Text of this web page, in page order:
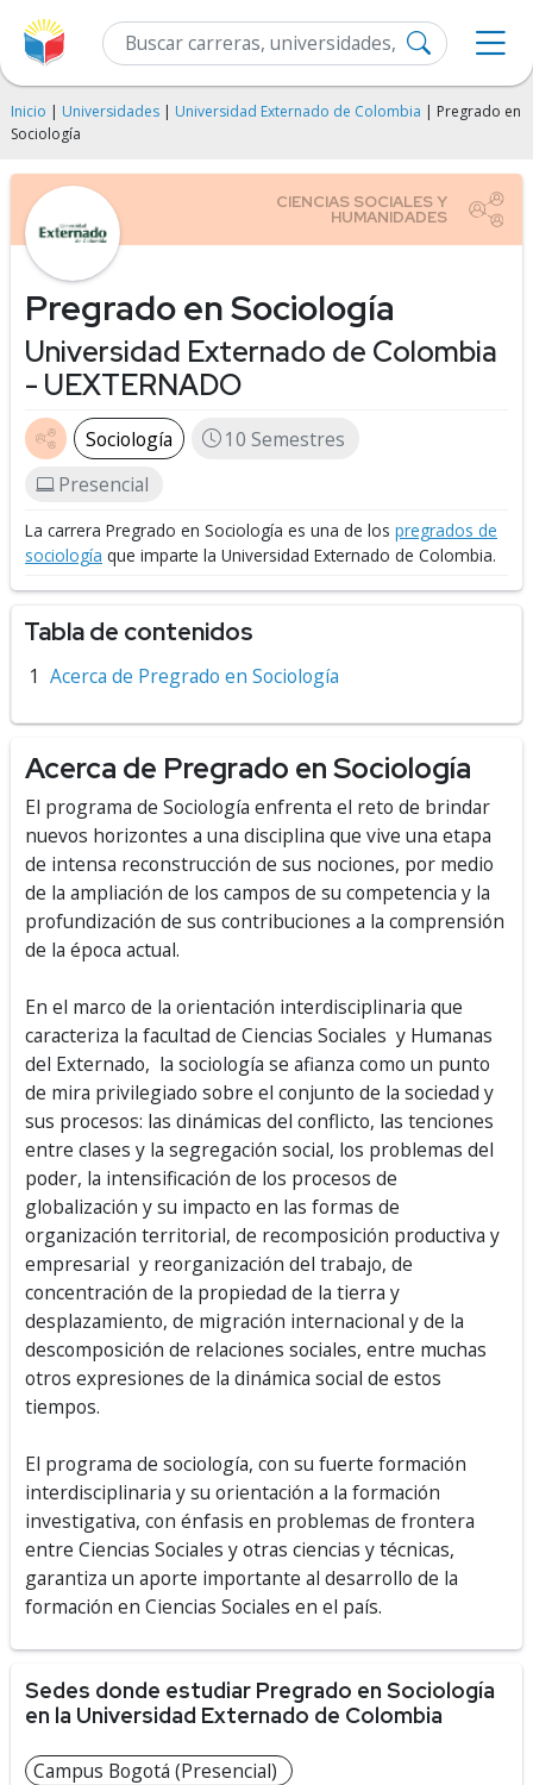
Inicio | Universidades | Universidad Externado de Colombia | Pregrado en
Sociología
Pregrado en Sociología
Universidad Externado de Colombia
- UEXTERNADO
Sociología
10 Semestres
Presencial
La carrera Pregrado en Sociología es una de los pregrados de
sociología que imparte la Universidad Externado de Colombia.
Tabla de contenidos
Acerca de Pregrado en Sociología
Acerca de Pregrado en Sociología
El programa de Sociología enfrenta el reto de brindar
nuevos horizontes a una disciplina que vive una etapa
de intensa reconstrucción de sus nociones, por medio
de la ampliación de los campos de su competencia y la
profundización de sus contribuciones a la comprensión
de la época actual.
En el marco de la orientación interdisciplinaria que
caracteriza la facultad de Ciencias Sociales y Humanas
del Externado, la sociología se afianza como un punto
de mira privilegiado sobre el conjunto de la sociedad y
sus procesos: las dinámicas del conflicto, las tenciones
entre clases y la segregación social, los problemas del
poder, la intensificación de los procesos de
globalización y su impacto en las formas de
organización territorial, de recomposición productiva y
empresarial y reorganización del trabajo, de
concentración de la propiedad de la tierra y
desplazamiento, de migración internacional y de la
descomposición de relaciones sociales, entre muchas
otros expresiones de la dinámica social de estos
tiempos.
El programa de sociología, con su fuerte formación
interdisciplinaria y su orientación a la formación
investigativa, con énfasis en problemas de frontera
entre Ciencias Sociales y otras ciencias y técnicas,
garantiza un aporte importante al desarrollo de la
formación en Ciencias Sociales en el país.
Sedes donde estudiar Pregrado en Sociología
en la Universidad Externado de Colombia
Campus Bogotá (Presencial)